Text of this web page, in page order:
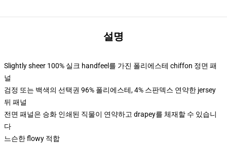
설명
Slightly sheer 100% 실크 handfeel를 가진 폴리에스테 chiffon 정면 패
널
검정 또는 백색의 선택권 96% 폴리에스테, 4% 스판덱스 연약한 jersey
뒤 패널
전면 패널은 승화 인쇄된 직물이 연약하고 drapey를 체재할 수 있습니
다
느슨한 flowy 적합